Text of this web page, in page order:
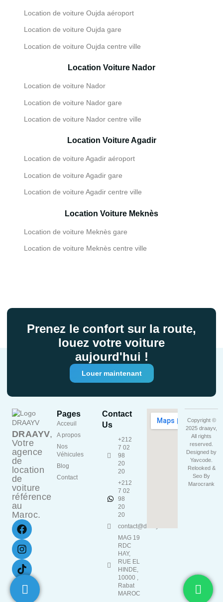
Location de voiture Oujda aéroport
Location de voiture Oujda gare
Location de voiture Oujda centre ville
Location Voiture Nador
Location de voiture Nador
Location de voiture Nador gare
Location de voiture Nador centre ville
Location Voiture Agadir
Location de voiture Agadir aéroport
Location de voiture Agadir gare
Location de voiture Agadir centre ville
Location Voiture Meknès
Location de voiture Meknès gare
Location de voiture Meknès centre ville
Prenez le confort sur la route,
louez votre voiture
aujourd'hui !
Louer maintenant
DRAAYV,
Votre
agence
de
location
de
voiture
référence
au
Maroc.
Pages
Acceuil
A propos
Nos
Véhicules
Blog
Contact
Contact
Us
+212
7 02
98
20
20
+212
7 02
98
20
20
contact@draayv.ma
MAG 19
RDC
HAY,
RUE EL
HINDE,
10000 ,
Rabat
MAROC
Copyright ©
2025 draayv,
All rights
reserved.
Designed by
Yavcode
Relooked &
Seo By
Marocrank